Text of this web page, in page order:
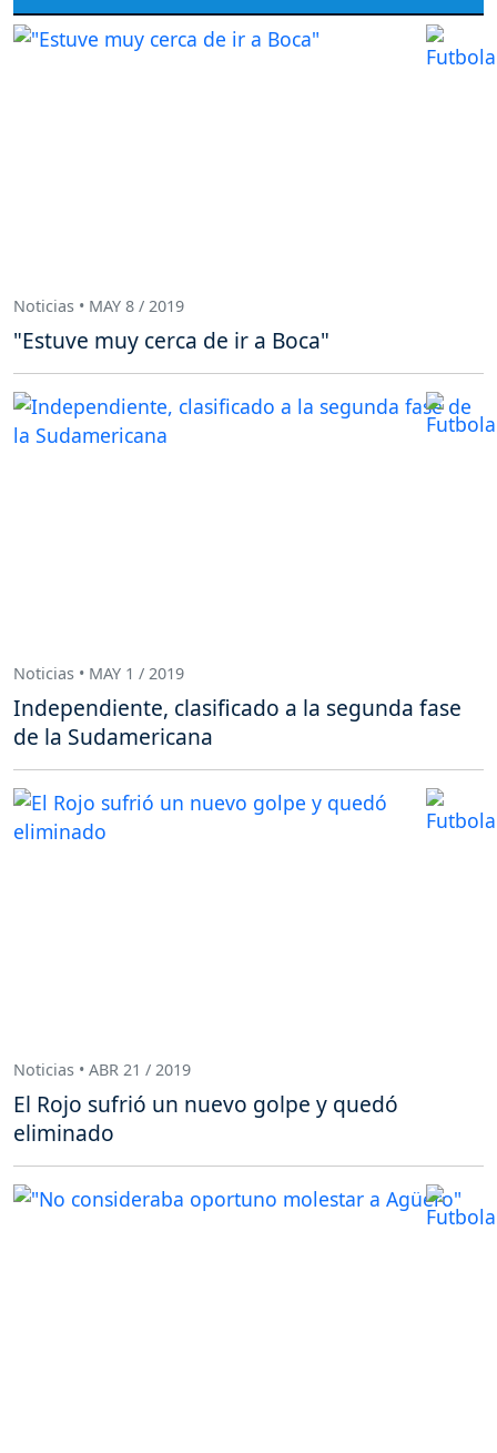
Noticias • MAY 8 / 2019
"Estuve muy cerca de ir a Boca"
Noticias • MAY 1 / 2019
Independiente, clasificado a la segunda fase
de la Sudamericana
Noticias • ABR 21 / 2019
El Rojo sufrió un nuevo golpe y quedó
eliminado